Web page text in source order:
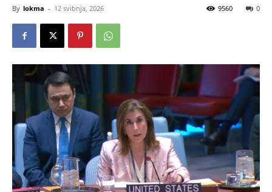
By lokma - 12 svibnja, 2026 0
9560